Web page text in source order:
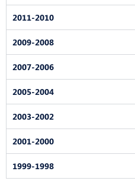
2011-2010
2009-2008
2007-2006
2005-2004
2003-2002
2001-2000
1999-1998